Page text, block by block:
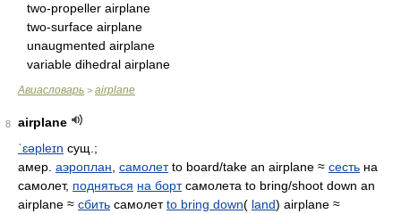
two-propeller airplane
two-surface airplane
unaugmented airplane
variable dihedral airplane
Авиасловарь > airplane
8
airplane
ˈɛəpleɪn сущ.;
амер. аэроплан самолетto board/take an airplane ≈ сесть на
самолет, подняться на бортсамолета to bring/shoot down an
airplane ≈ сбить самолетto bring down( land) airplane ≈